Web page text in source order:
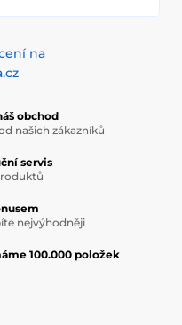
na
obchod
našich zákazníků
servis
nejvýhodněji
100.000 položek